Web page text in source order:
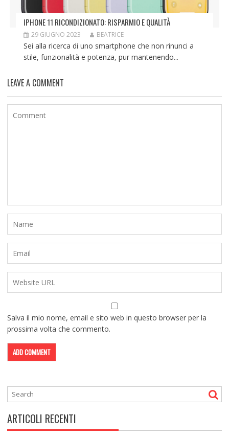
IPHONE 11 RICONDIZIONATO: RISPARMIO E QUALITÀ
29 GIUGNO 2023 BEATRICE
Sei alla ricerca di uno smartphone che non rinunci a
stile, funzionalità e potenza, pur mantenendo...
LEAVE A COMMENT
Salva il mio nome, email e sito web in questo browser per la
prossima volta che commento.
ARTICOLI RECENTI